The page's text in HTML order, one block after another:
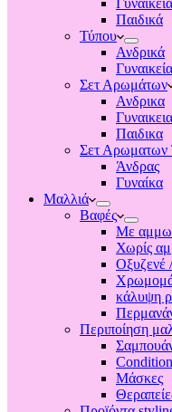
Γυναικεία
Παιδικά
Τύπου
Ανδρικά
Γυναικεία
Σετ Αρωμάτων
Ανδρικα
Γυναικεια
Παιδικα
Σετ Αρωματων
Άνδρας
Γυναίκα
Μαλλιά
Βαφές
Με
Χωρίς
Οξυζενέ
κάλυψη
Περιποίηση
Μάσκες